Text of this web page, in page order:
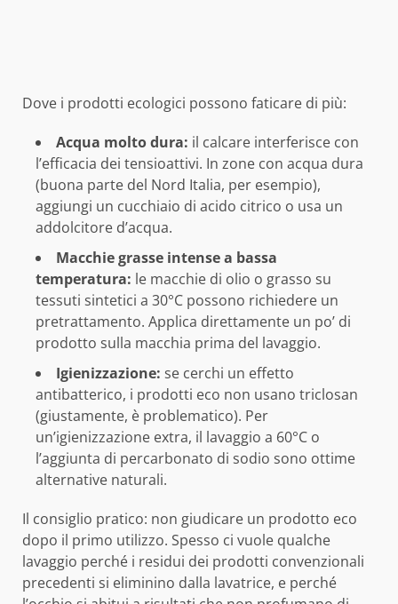
Dove i prodotti ecologici possono faticare di più:
Acqua molto dura: il calcare interferisce con
l’efficacia dei tensioattivi. In zone con acqua dura
(buona parte del Nord Italia, per esempio),
aggiungi un cucchiaio di acido citrico o usa un
addolcitore d’acqua.
Macchie grasse intense a bassa
temperatura: le macchie di olio o grasso su
tessuti sintetici a 30°C possono richiedere un
pretrattamento. Applica direttamente un po’ di
prodotto sulla macchia prima del lavaggio.
Igienizzazione: se cerchi un effetto
antibatterico, i prodotti eco non usano triclosan
(giustamente, è problematico). Per
un’igienizzazione extra, il lavaggio a 60°C o
l’aggiunta di percarbonato di sodio sono ottime
alternative naturali.
Il consiglio pratico: non giudicare un prodotto eco
dopo il primo utilizzo. Spesso ci vuole qualche
lavaggio perché i residui dei prodotti convenzionali
precedenti si eliminino dalla lavatrice, e perché